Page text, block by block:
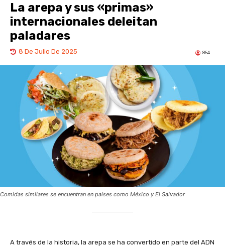
La arepa y sus «primas»
internacionales deleitan
paladares
8 De Julio De 2025 854
Comidas similares se encuentran en países como México y El Salvador
A través de la historia, la arepa se ha convertido en parte del ADN